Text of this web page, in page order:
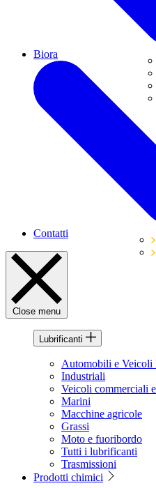
Biora
Contatti
Close menu
Lubrificanti
Automobili e Veicoli
Industriali
Veicoli commerciali
Marini
Macchine agricole
Grassi
Moto e fuoribordo
Tutti i lubrificanti
Trasmissioni
Prodotti chimici